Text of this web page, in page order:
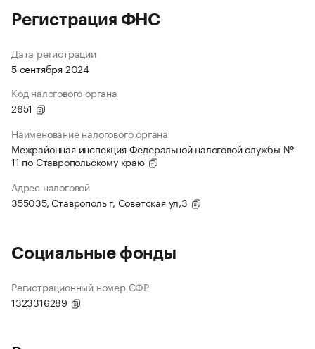
Регистрация ФНС
Дата регистрации
5 сентября 2024
Код налогового органа
2651
Наименование налогового органа
Межрайонная инспекция Федеральной налоговой службы №
11 по Ставропольскому краю
Адрес налоговой
355035, Ставрополь г, Советская ул,3
Социальные фонды
Регистрационный номер СФР
1323316289